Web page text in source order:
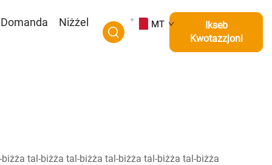
Niżżel
MT
Ikseb
Kwotazzjoni
tal-biżża tal-biżża tal-biżża tal-biżża tal-biżża